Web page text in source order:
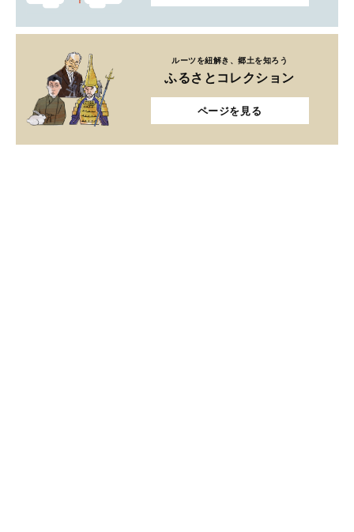
ルーツを紐解き、郷土を知ろう
ふるさとコレクション
ページを見る